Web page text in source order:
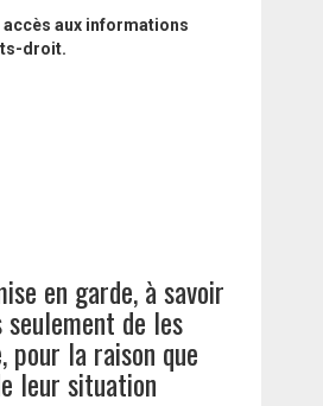
accès aux informations
droit.
en garde, à savoir
de les
la raison que
leur situation